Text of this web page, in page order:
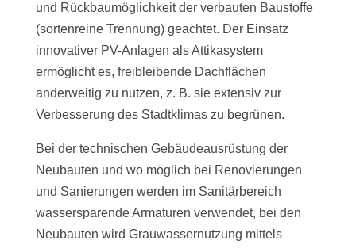
und Rückbaumöglichkeit der verbauten Baustoffe
(sortenreine Trennung) geachtet. Der Einsatz
innovativer PV-Anlagen als Attikasystem
ermöglicht es, freibleibende Dachflächen
anderweitig zu nutzen, z. B. sie extensiv zur
Verbesserung des Stadtklimas zu begrünen.
Bei der technischen Gebäudeausrüstung der
Neubauten und wo möglich bei Renovierungen
und Sanierungen werden im Sanitärbereich
wassersparende Armaturen verwendet, bei den
Neubauten wird Grauwassernutzung mittels